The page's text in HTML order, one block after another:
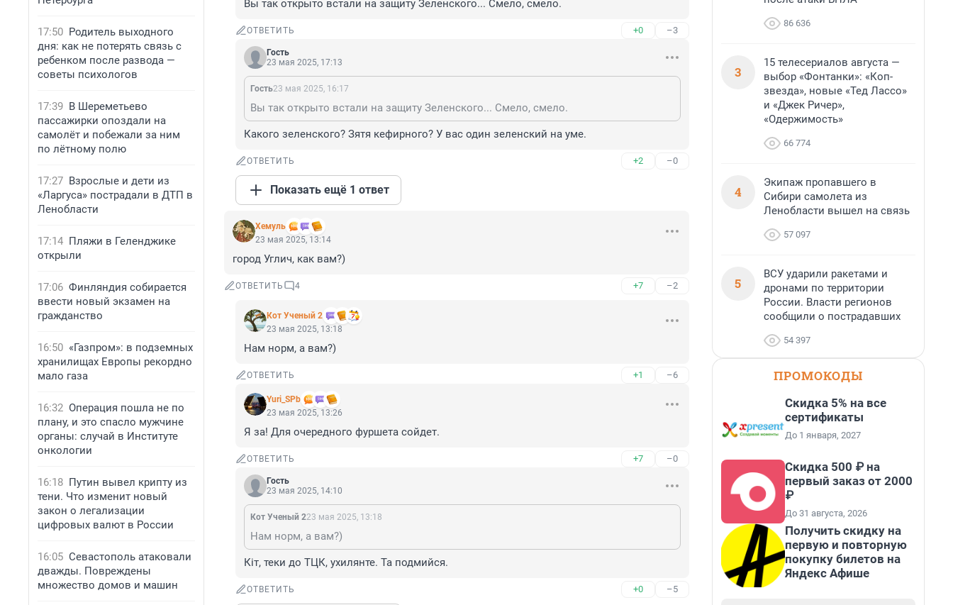
17:50 Родитель выходного
дня: как не потерять связь с
ребенком после развода —
советы психологов
17:39 В Шереметьево
пассажирки опоздали на
самолёт и побежали за ним
по лётному полю
17:27 Взрослые и дети из
«Ларгуса» пострадали в ДТП в
Ленобласти
17:14 Пляжи в Геленджике
открыли
17:06 Финляндия собирается
ввести новый экзамен на
гражданство
16:50 «Газпром»: в подземных
хранилищах Европы рекордно
мало газа
16:32 Операция пошла не по
плану, и это спасло мужчине
органы: случай в Институте
онкологии
16:18 Путин вывел крипту из
тени. Что изменит новый
закон о легализации
цифровых валют в России
16:05 Севастополь атаковали
дважды. Повреждены
множество домов и машин
Вы так открыто встали на защиту Зеленского... Смело, смело.
ОТВЕТИТЬ +0 –3
Гость
23 мая 2025, 17:13
Гость23 мая 2025, 16:17
Вы так открыто встали на защиту Зеленского... Смело, смело.
Какого зеленского? Зятя кефирного? У вас один зеленский на уме.
ОТВЕТИТЬ +2 –0
Показать ещё 1 ответ
Xемуль
23 мая 2025, 13:14
город Углич, как вам?)
ОТВЕТИТЬ 4 +7 –2
Кот Ученый 2
23 мая 2025, 13:18
Нам норм, а вам?)
ОТВЕТИТЬ +1 –6
Yuri_SPb
23 мая 2025, 13:26
Я за! Для очередного фуршета сойдет.
ОТВЕТИТЬ +7 –0
Гость
23 мая 2025, 14:10
Кот Ученый 223 мая 2025, 13:18
Нам норм, а вам?)
Кiт, теки до ТЦК, ухилянте. Та подмийся.
ОТВЕТИТЬ +0 –5
86 636
3
15 телесериалов августа —
выбор «Фонтанки»: «Коп-
звезда», новые «Тед Лассо»
и «Джек Ричер»,
«Одержимость»
66 774
4
Экипаж пропавшего в
Сибири самолета из
Ленобласти вышел на связь
57 097
5
ВСУ ударили ракетами и
дронами по территории
России. Власти регионов
сообщили о пострадавших
54 397
ПРОМОКОДЫ
Скидка 5% на все
сертификаты
До 1 января, 2027
Скидка 500 ₽ на
первый заказ от 2000
₽
До 31 августа, 2026
Получить скидку на
первую и повторную
покупку билетов на
Яндекс Афише